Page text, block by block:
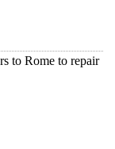
to Rome to repair